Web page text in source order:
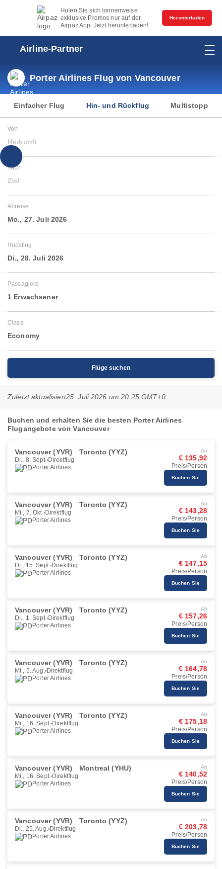
Holen Sie sich tonnenweise
exklusive Promos nur auf der
Airpaz App. Jetzt herunterladen!
Herunterladen
Airline-Partner
Porter Airlines Flug von Vancouver
Einfacher Flug Hin- und Rückflug Multistopp
Von
Herkunft
nach
Ziel
Abreise
Mo., 27. Juli 2026
Rückflug
Di., 28. Juli 2026
Passagiere
1 Erwachsener
Class
Economy
Flüge suchen
Zuletzt aktualisiert25. Juli 2026 um 20:25 GMT+0
Buchen und erhalten Sie die besten Porter Airlines
Flugangebote von Vancouver
Vancouver (YVR) Toronto (YYZ)
Di., 8. Sept. Direktflug
Porter Airlines
Ab
€ 135,92
Preis/Person
Buchen Sie
Vancouver (YVR) Toronto (YYZ)
Mi., 7. Okt. Direktflug
Porter Airlines
Ab
€ 143,28
Preis/Person
Buchen Sie
Vancouver (YVR) Toronto (YYZ)
Di., 15. Sept. Direktflug
Porter Airlines
Ab
€ 147,15
Preis/Person
Buchen Sie
Vancouver (YVR) Toronto (YYZ)
Di., 1. Sept. Direktflug
Porter Airlines
Ab
€ 157,26
Preis/Person
Buchen Sie
Vancouver (YVR) Toronto (YYZ)
Mi., 5. Aug. Direktflug
Porter Airlines
Ab
€ 164,78
Preis/Person
Buchen Sie
Vancouver (YVR) Toronto (YYZ)
Mi., 16. Sept. Direktflug
Porter Airlines
Ab
€ 175,18
Preis/Person
Buchen Sie
Vancouver (YVR) Montreal (YHU)
Mi., 16. Sept. Direktflug
Porter Airlines
Ab
€ 140,52
Preis/Person
Buchen Sie
Vancouver (YVR) Toronto (YYZ)
Di., 25. Aug. Direktflug
Porter Airlines
Ab
€ 203,78
Preis/Person
Buchen Sie